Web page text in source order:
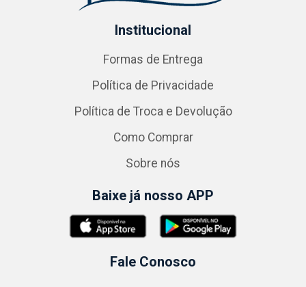
Institucional
Formas de Entrega
Política de Privacidade
Política de Troca e Devolução
Como Comprar
Sobre nós
Baixe já nosso APP
Fale Conosco